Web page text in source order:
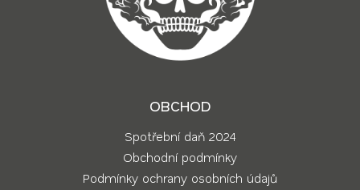
OBCHOD
Spotřební daň 2024
Obchodní podmínky
Podmínky ochrany osobních údajů